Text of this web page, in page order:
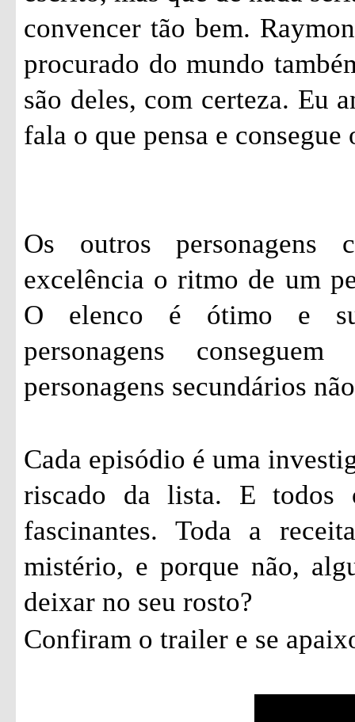
convencer tão bem.
procurado do mundo
são deles, com certeza. Eu
fala o que pensa e consegue
Os outros personagens
excelência o ritmo de um
O elenco é ótimo e
personagens
personagens secundários
Cada episódio é uma
riscado da lista. E todos
fascinantes. Toda a
mistério, e porque não,
deixar no seu rosto?
Confiram o trailer e se